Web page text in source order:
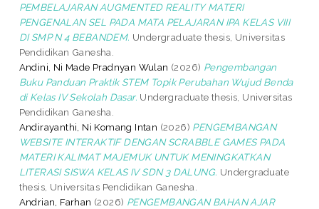
PEMBELAJARAN AUGMENTED REALITY MATERI
PENGENALAN SEL PADA MATA PELAJARAN IPA KELAS VIII
DI SMP N 4 BEBANDEM. Undergraduate thesis, Universitas
Pendidikan Ganesha.
Andini, Ni Made Pradnyan Wulan (2026) Pengembangan
Buku Panduan Praktik STEM Topik Perubahan Wujud Benda
di Kelas IV Sekolah Dasar. Undergraduate thesis, Universitas
Pendidikan Ganesha.
Andirayanthi, Ni Komang Intan (2026) PENGEMBANGAN
WEBSITE INTERAKTIF DENGAN SCRABBLE GAMES PADA
MATERI KALIMAT MAJEMUK UNTUK MENINGKATKAN
LITERASI SISWA KELAS IV SDN 3 DALUNG. Undergraduate
thesis, Universitas Pendidikan Ganesha.
Andrian, Farhan (2026) PENGEMBANGAN BAHAN AJAR